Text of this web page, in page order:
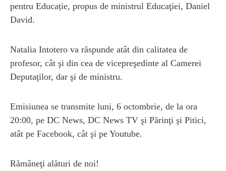
pentru Educație, propus de ministrul Educaţiei, Daniel
David.
Natalia Intotero va răspunde atât din calitatea de
profesor, cât şi din cea de vicepreşedinte al Camerei
Deputaţilor, dar şi de ministru.
Emisiunea se transmite luni, 6 octombrie, de la ora
20:00, pe DC News, DC News TV şi Părinţi şi Pitici,
atât pe Facebook, cât şi pe Youtube.
Rămâneţi alături de noi!